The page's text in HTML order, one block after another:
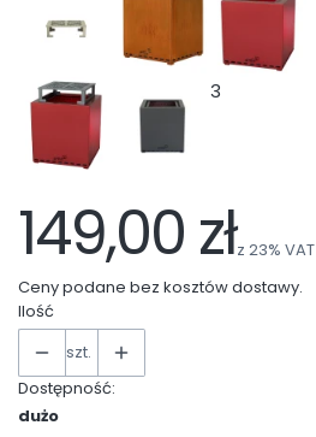
3
149,00 złz 23% VAT
Ceny podane bez kosztów dostawy.
Ilość
szt.
Dostępność:
dużo